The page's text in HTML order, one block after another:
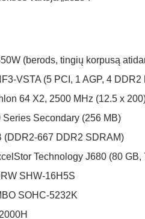
(berods, tingių korpusą
VSTA (5 PCI, 1 AGP, 4
64 X2, 2500 MHz (12.5 x
Secondary (256 MB)
(DDR2-667 DDR2 SDRAM)
Technology J680 (80
SHW-16H5S
SOHC-5232K